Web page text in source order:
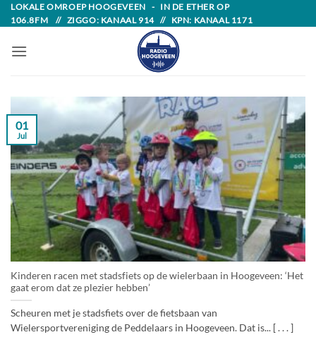
Skip
to
content
LOKALE OMROEP HOOGEVEEN - IN DE ETHER OP
106.8FM // ZIGGO: KANAAL 914 // KPN: KANAAL 1171
Kinderen racen met stadsfiets op de wielerbaan in Hoogeveen: ‘Het
gaat erom dat ze plezier hebben’
Scheuren met je stadsfiets over de fietsbaan van
Wielersportvereniging de Peddelaars in Hoogeveen. Dat is... [ . . . ]
01
Jul